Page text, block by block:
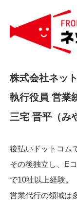
株式会社ネッ
執行役員 営業
三宅 晋平（み
後払いドットコム
その後独立し、E
で10社以上経験。
営業代行の領域は